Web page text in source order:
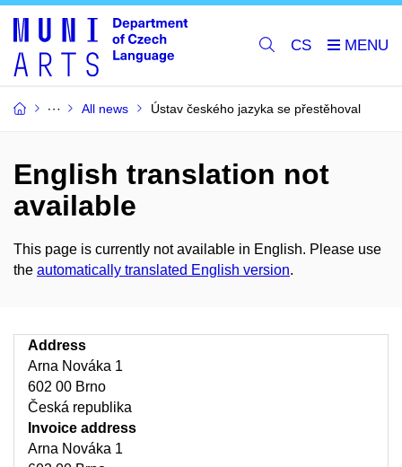
CS
All news Ústav českého jazyka se přestěhoval
English translation not
available
This page is currently not available in English. Please use
the automatically translated English version.
Address
Arna Nováka 1
602 00 Brno
Česká republika
Invoice address
Arna Nováka 1